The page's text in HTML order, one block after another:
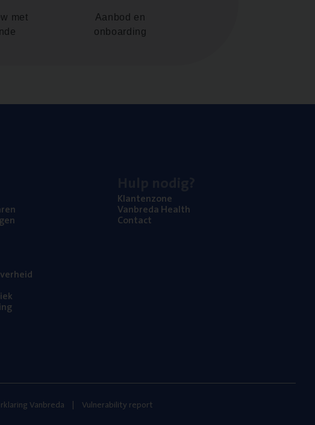
met
Aanbod en
onboarding
Klan­ten­zo­ne
Van­b­re­da Health
Con­tact
Vanbreda Vulnerability report